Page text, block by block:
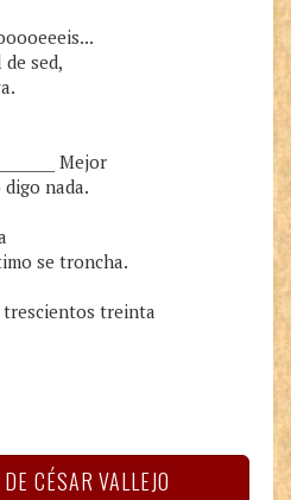
sed,
Mejor
se troncha.
treinta
CÉSAR VALLEJO